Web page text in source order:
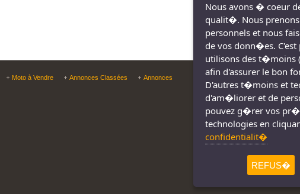
Moto à Vendre Annonces Classées
Annonces
Copyright © Tous droits réservés
Nous avons � coeur
qualit�. Nous
personnels et nous
de vos donn�es.
utilisons des t�moins
afin d'assurer le bon
D'autres t�moins et
d'am�liorer et de
pouvez g�rer vos
technologies en
confidentialit�
REFUS�